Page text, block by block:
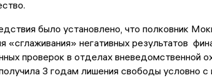
было установлено, что полковник
«сглаживания» негативных результатов
проверок в отделах вневедомственной
3 годам лишения свободы условно с